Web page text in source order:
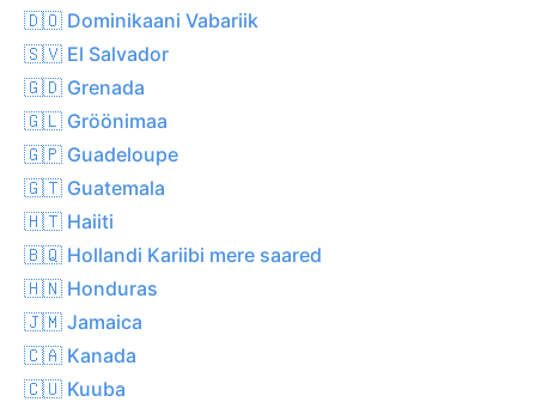
🇩🇴 Dominikaani Vabariik
🇸🇻 El Salvador
🇬🇩 Grenada
🇬🇱 Gröönimaa
🇬🇵 Guadeloupe
🇬🇹 Guatemala
🇭🇹 Haiiti
🇧🇶 Hollandi Kariibi mere saared
🇭🇳 Honduras
🇯🇲 Jamaica
🇨🇦 Kanada
🇨🇺 Kuuba